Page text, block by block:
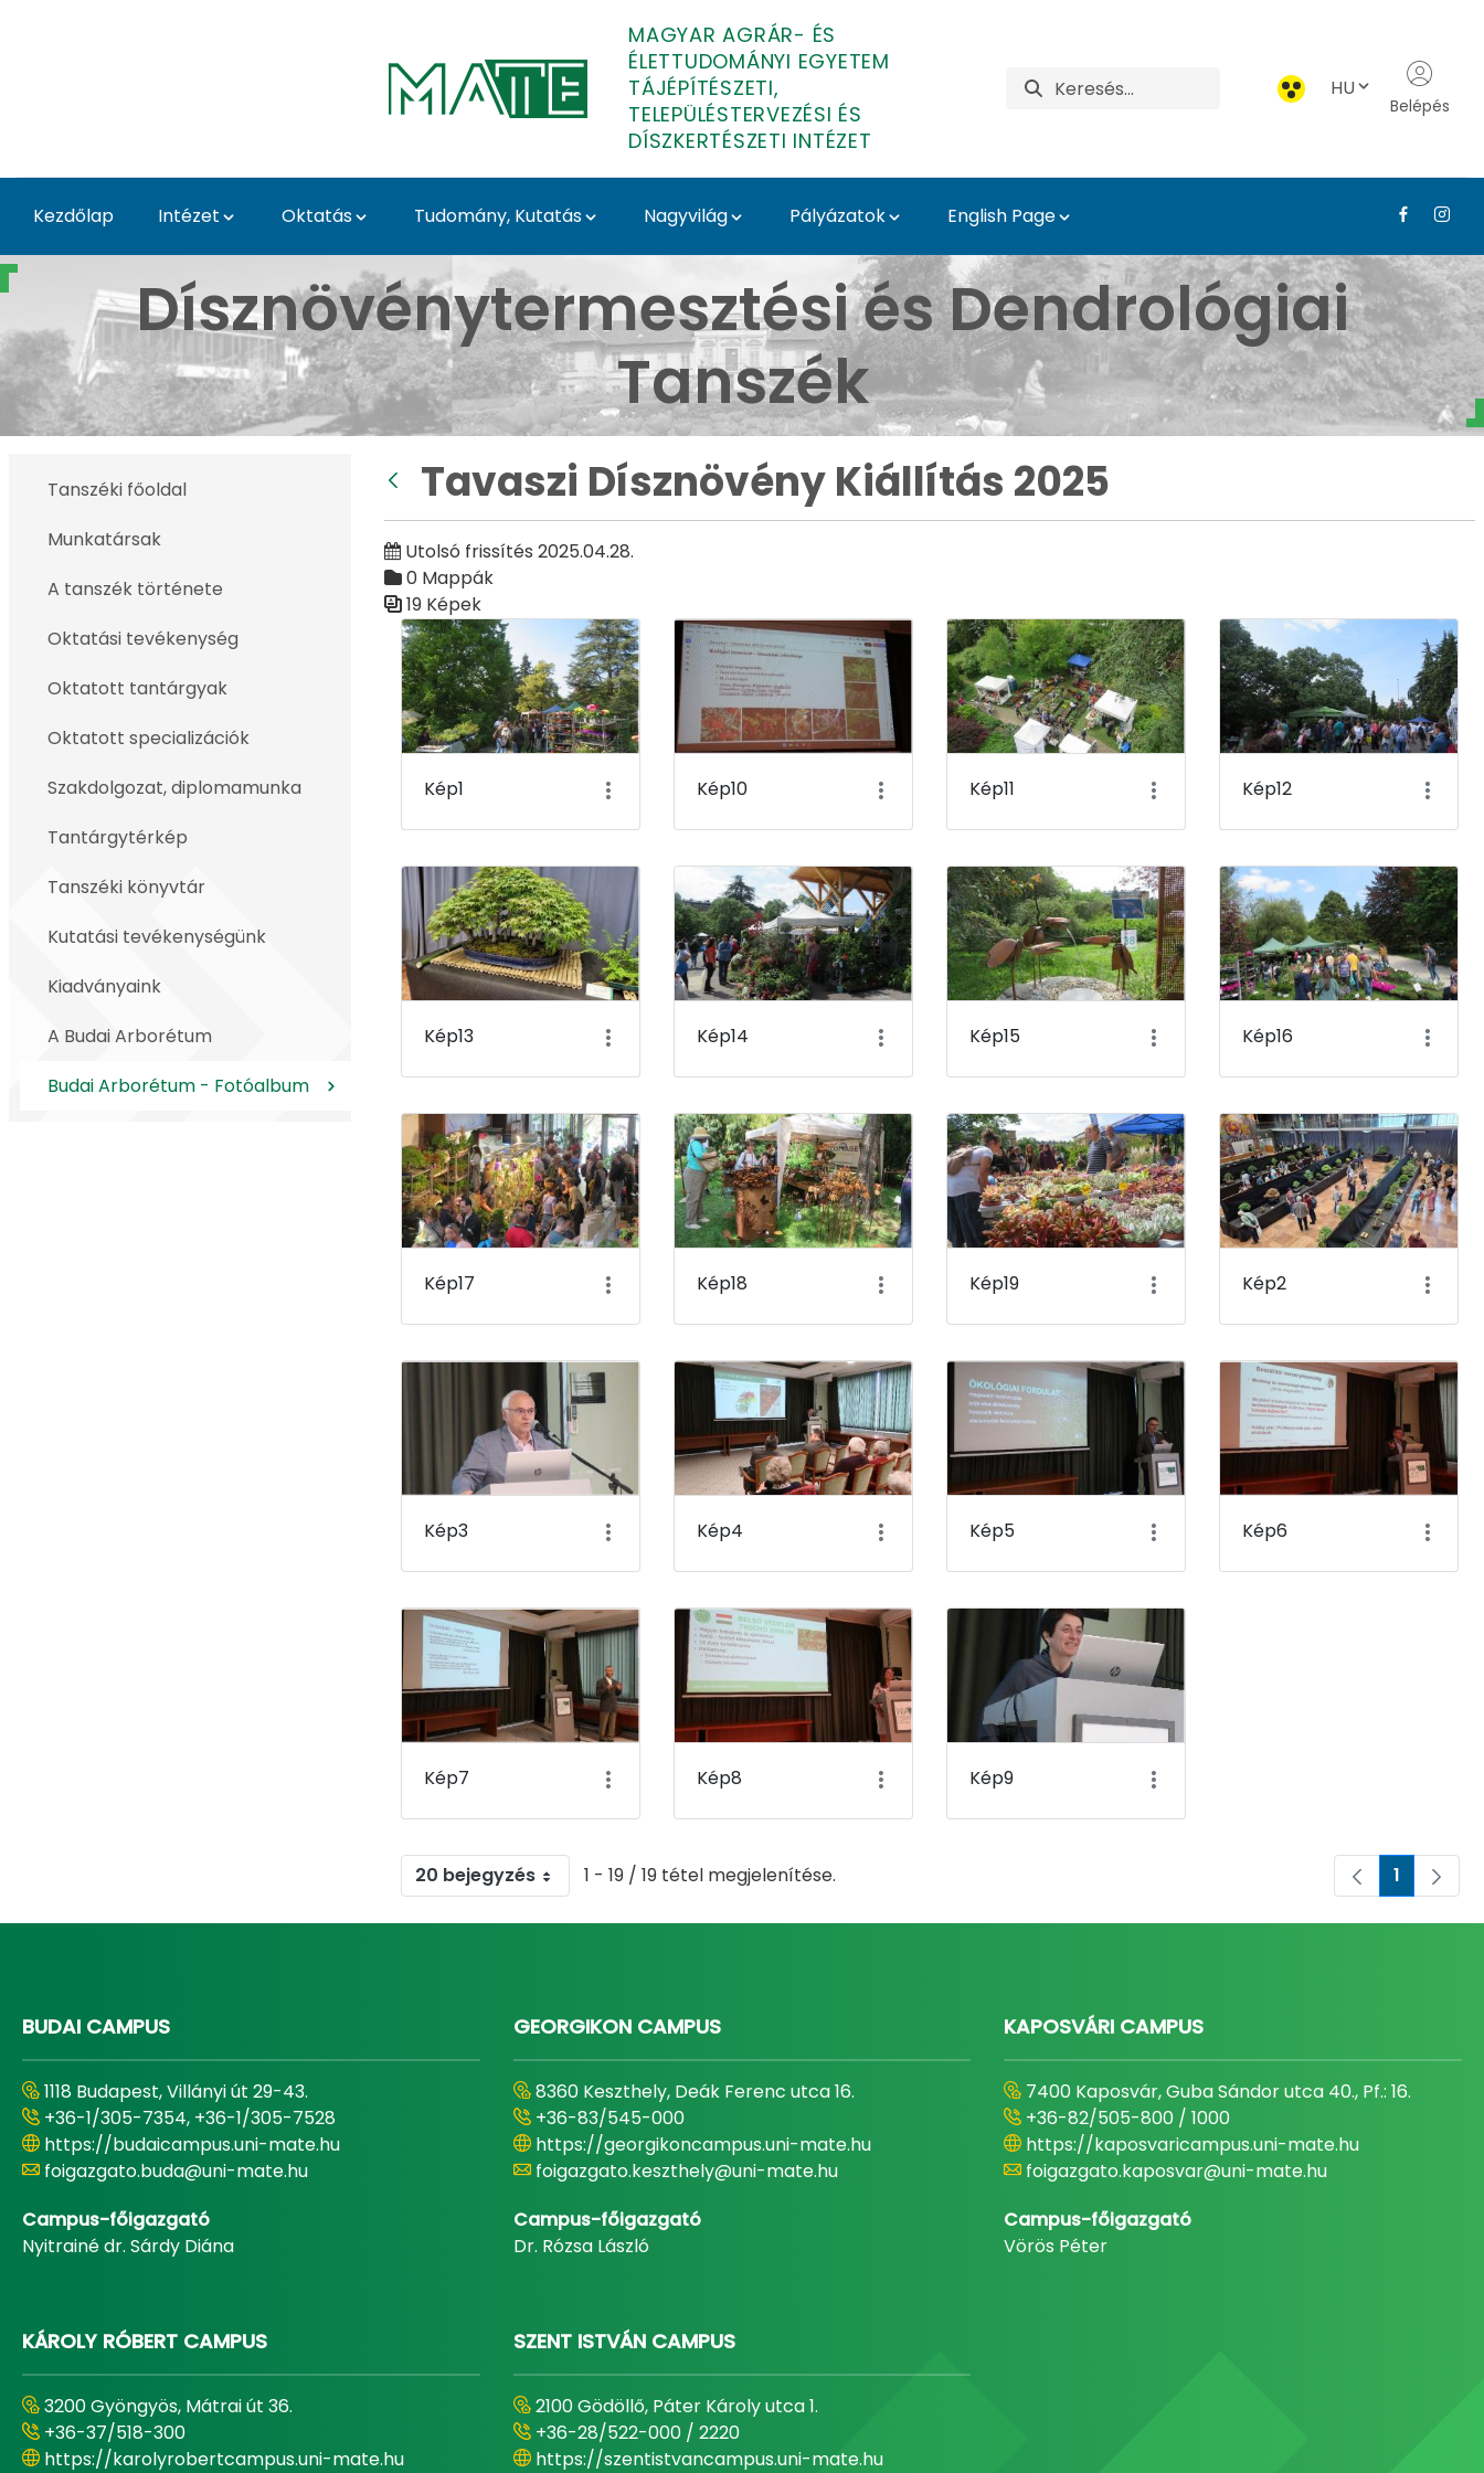
MAGYAR AGRÁR- ÉS
ÉLETTUDOMÁNYI EGYETEM
TÁJÉPÍTÉSZETI,
TELEPÜLÉSTERVEZÉSI ÉS
DÍSZKERTÉSZETI INTÉZET
HU
Belépés
Kezdőlap Intézet Oktatás Tudomány, Kutatás Nagyvilág Pályázatok English Page
Tavaszi Dísznövény Kiállítás 2025 - Budai Arborétum - Médiatár
Dísznövénytermesztési és Dendrológiai
Tanszék
Tanszéki főoldal
Munkatársak
A tanszék története
Oktatási tevékenység
Oktatott tantárgyak
Oktatott specializációk
Szakdolgozat, diplomamunka
Tantárgytérkép
Tanszéki könyvtár
Kutatási tevékenységünk
Kiadványaink
A Budai Arborétum
Budai Arborétum - Fotóalbum
Tavaszi Dísznövény Kiállítás 2025
Utolsó frissítés 2025.04.28.
0 Mappák
19 Képek
Médiatár
Kép1 Kép10 Kép11 Kép12
Kép13 Kép14 Kép15 Kép16
Kép17 Kép18 Kép19 Kép2
Kép3 Kép4 Kép5 Kép6
Kép7 Kép8 Kép9
20 bejegyzés 1 - 19 / 19 tétel megjelenítése. Oldal
1
BUDAI CAMPUS
1118 Budapest, Villányi út 29-43.
+36-1/305-7354, +36-1/305-7528
https://budaicampus.uni-mate.hu
foigazgato.buda@uni-mate.hu
Campus-főigazgató
Nyitrainé dr. Sárdy Diána
GEORGIKON CAMPUS
8360 Keszthely, Deák Ferenc utca 16.
+36-83/545-000
https://georgikoncampus.uni-mate.hu
foigazgato.keszthely@uni-mate.hu
Campus-főigazgató
Dr. Rózsa László
KAPOSVÁRI CAMPUS
7400 Kaposvár, Guba Sándor utca 40., Pf.: 16.
+36-82/505-800 / 1000
https://kaposvaricampus.uni-mate.hu
foigazgato.kaposvar@uni-mate.hu
Campus-főigazgató
Vörös Péter
KÁROLY RÓBERT CAMPUS
3200 Gyöngyös, Mátrai út 36.
+36-37/518-300
https://karolyrobertcampus.uni-mate.hu
SZENT ISTVÁN CAMPUS
2100 Gödöllő, Páter Károly utca 1.
+36-28/522-000 / 2220
https://szentistvancampus.uni-mate.hu